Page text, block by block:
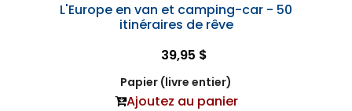
L'Europe en van et camping-car - 50
itinéraires de rêve
39,95 $
Papier (livre entier)
Ajoutez au panier